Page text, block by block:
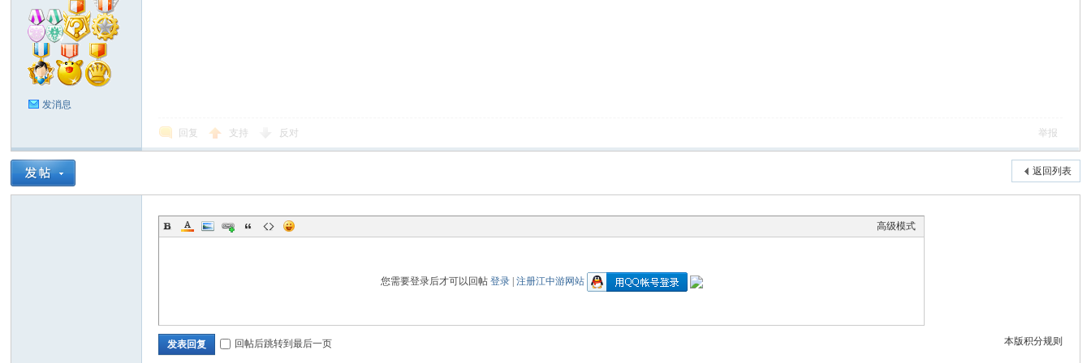
发消息
回复 支持 反对 举报
返回列表
高级模式
您需要登录后才可以回帖 登录| 注册江中游网站
本版积分规则
发表回复 回帖后跳转到最后一页